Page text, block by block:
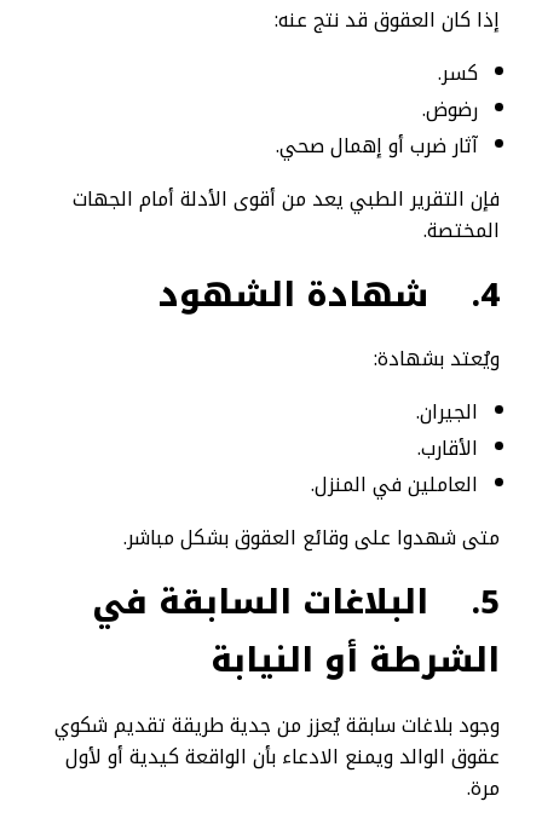
إذا كان العقوق قد نتج عنه:
كسر.
رضوض.
آثار ضرب أو إهمال صحي.
فإن التقرير الطبي يعد من أقوى الأدلة أمام الجهات
المختصة.
4. شهادة الشهود
ويُعتد بشهادة:
الجيران.
الأقارب.
العاملين في المنزل.
متى شهدوا على وقائع العقوق بشكل مباشر.
5.
البلاغات السابقة في
الشرطة أو النيابة
وجود بلاغات سابقة يُعزز من جدية طريقة تقديم شكوي
عقوق الوالد ويمنع الادعاء بأن الواقعة كيدية أو لأول
مرة.